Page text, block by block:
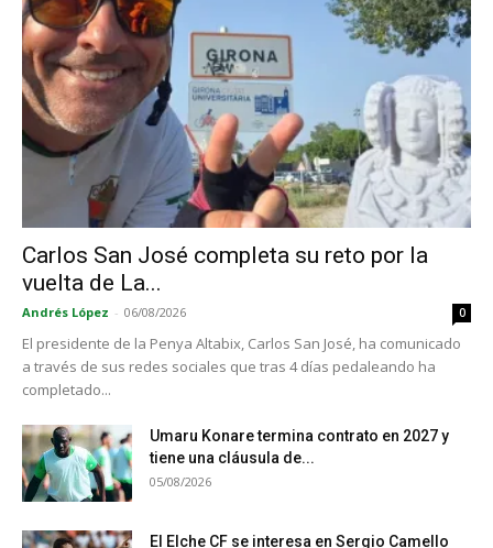
Carlos San José completa su reto por la
vuelta de La...
Andrés López - 06/08/2026 0
El presidente de la Penya Altabix, Carlos San José, ha comunicado
a través de sus redes sociales que tras 4 días pedaleando ha
completado...
Umaru Konare termina contrato en 2027 y
tiene una cláusula de...
05/08/2026
El Elche CF se interesa en Sergio Camello